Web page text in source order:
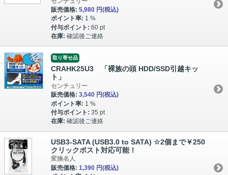
販売価格: 5,980 円(税込)
ポイント率: 1 %
付与ポイント: 60 pt
在庫: 確認後ご連絡
取り寄せ品
CRAHK25U3 「裸族の頭 HDD/SSD引越キッ
ト」
センチュリー
販売価格: 3,540 円(税込)
ポイント率: 1 %
付与ポイント: 35 pt
在庫: 確認後ご連絡
USB3-SATA (USB3.0 to SATA) ☆2個まで￥250
クリックポスト対応可能！
変換名人
販売価格: 1,390 円(税込)